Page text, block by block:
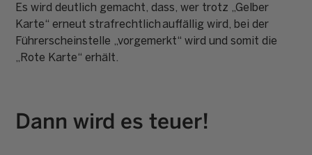
Es wird deutlich gemacht, dass, wer trotz „Gelber
Karte“ erneut strafrechtlich auffällig wird, bei der
Führerscheinstelle „vorgemerkt“ wird und somit die
„Rote Karte“ erhält.
Dann wird es teuer!